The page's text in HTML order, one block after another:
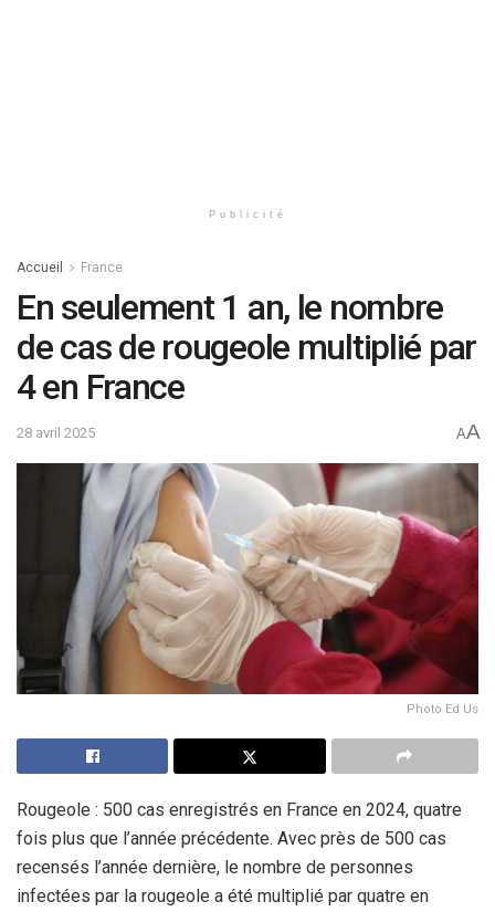
Publicité
Accueil France
En seulement 1 an, le nombre
de cas de rougeole multiplié par
4 en France
28 avril 2025 AA
Photo Ed Us
Rougeole : 500 cas enregistrés en France en 2024, quatre
fois plus que l’année précédente. Avec près de 500 cas
recensés l’année dernière, le nombre de personnes
infectées par la rougeole a été multiplié par quatre en